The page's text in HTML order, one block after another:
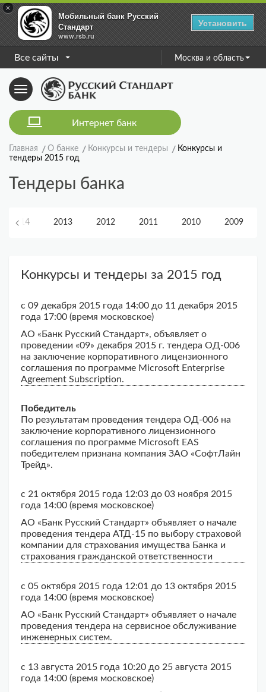
×
Мобильный банк Русский
Стандарт
www.rsb.ru
Установить
Все сайты Москва и область
Toggle
navigation
Интернет банк
Главная О банке Конкурсы и тендеры
Конкурсы и
тендеры 2015 год
Тендеры банка
2014 2013 2012 2011 2010 2009
Конкурсы и тендеры за 2015 год
с 09 декабря 2015 года 14:00 до 11 декабря 2015
года 17:00 (время московское)
АО «Банк Русский Стандарт», объявляет о
проведении «09» декабря 2015 г. тендера ОД-006
на заключение корпоративного лицензионного
соглашения по программе Microsoft Enterprise
Agreement Subscription.
Победитель
По результатам проведения тендера ОД-006 на
заключение корпоративного лицензионного
соглашения по программе Microsoft EAS
победителем признана компания ЗАО «СофтЛайн
Трейд».
с 21 октября 2015 года 12:03 до 03 ноября 2015
года 14:00 (время московское)
АО «Банк Русский Стандарт» объявляет о начале
проведения тендера АТД-15 по выбору страховой
компании для страхования имущества Банка и
страхования гражданской ответственности
с 05 октября 2015 года 12:01 до 13 октября 2015
года 14:00 (время московское)
АО «Банк Русский Стандарт» объявляет о начале
проведения тендера на сервисное обслуживание
инженерных систем.
с 13 августа 2015 года 10:20 до 25 августа 2015
года 14:00 (время московское)